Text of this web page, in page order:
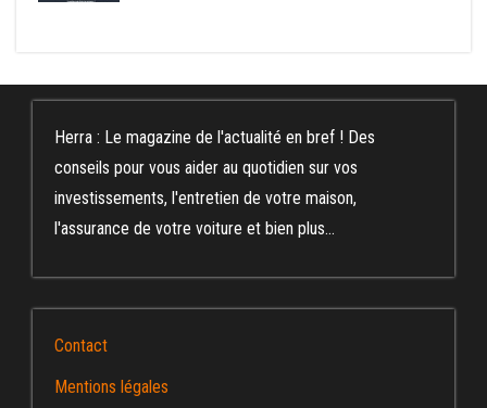
Herra : Le magazine de l'actualité en bref ! Des
conseils pour vous aider au quotidien sur vos
investissements, l'entretien de votre maison,
l'assurance de votre voiture et bien plus...
Contact
Mentions légales